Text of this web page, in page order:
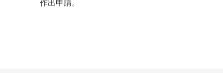
作出申請。